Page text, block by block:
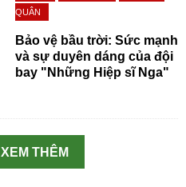
QUÂN
Bảo vệ bầu trời: Sức mạnh
và sự duyên dáng của đội
bay "Những Hiệp sĩ Nga"
THÊM